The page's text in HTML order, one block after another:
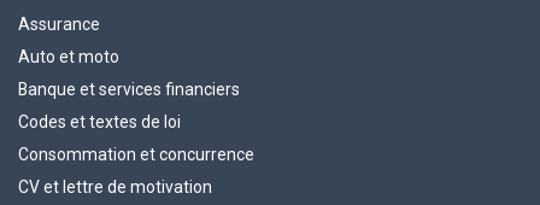
Assurance
Auto et moto
Banque et services financiers
Codes et textes de loi
Consommation et concurrence
CV et lettre de motivation